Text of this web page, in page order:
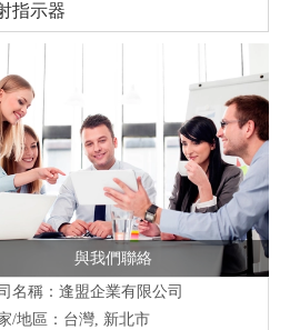
指示器
與我們聯絡
名稱：逢盟企業有限公司
/地區：台灣, 新北市